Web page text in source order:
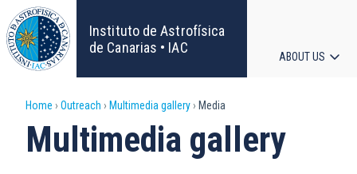
Skip
to
main
content
Instituto de Astrofísica
de Canarias • IAC
ABOUT US
Breadcrumb
Home Outreach Multimedia gallery Media
Multimedia gallery